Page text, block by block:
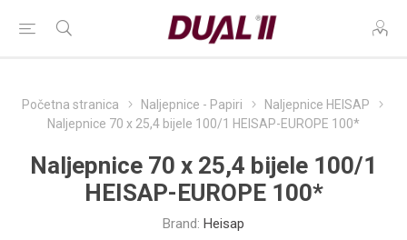
Početna stranica Naljepnice - Papiri
Naljepnice HEISAP
Naljepnice 70 x 25,4 bijele 100/1 HEISAP-EUROPE 100*
Naljepnice 70 x 25,4 bijele 100/1
HEISAP-EUROPE 100*
Brand: Heisap